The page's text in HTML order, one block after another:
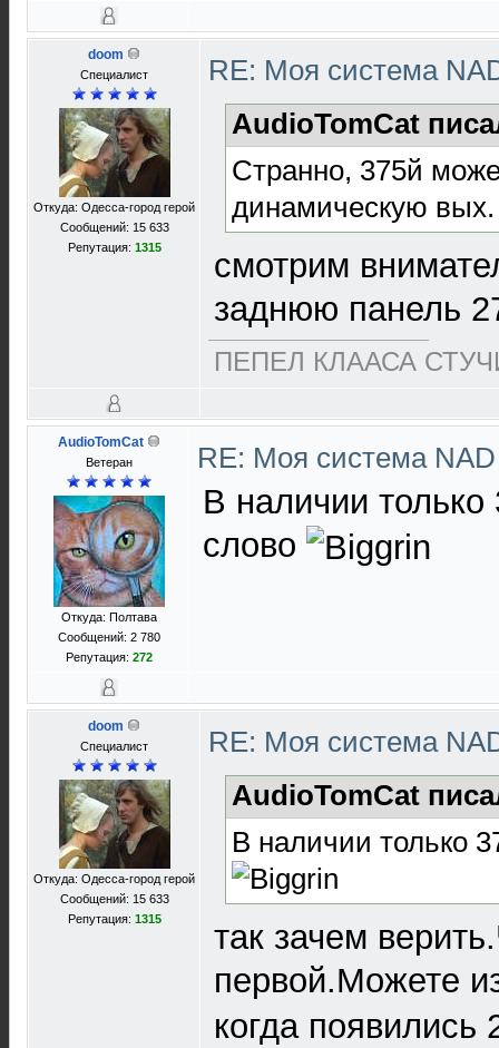
doom
Специалист
Откуда: Одесса-город герой
Сообщений: 15 633
Репутация: 1315
RE: Моя система
AudioTomCat
Странно, 375й
динамическую
смотрим
заднюю панель
ПЕПЕЛ КЛААСА
AudioTomCat
Ветеран
Откуда: Полтава
Сообщений: 2 780
Репутация: 272
RE: Моя система
В наличии
слово
doom
Специалист
Откуда: Одесса-город герой
Сообщений: 15 633
Репутация: 1315
RE: Моя система
AudioTomCat
В наличии только
так зачем
первой.Можете
когда появились